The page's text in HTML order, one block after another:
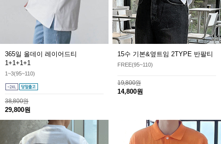
365일 올데이 레이어드티
1+1+1+1
1~3(95~110)
38,800원
29,800원
15수 기본&옆트임 2TYPE 반팔티
FREE(95~110)
19,800원
14,800원